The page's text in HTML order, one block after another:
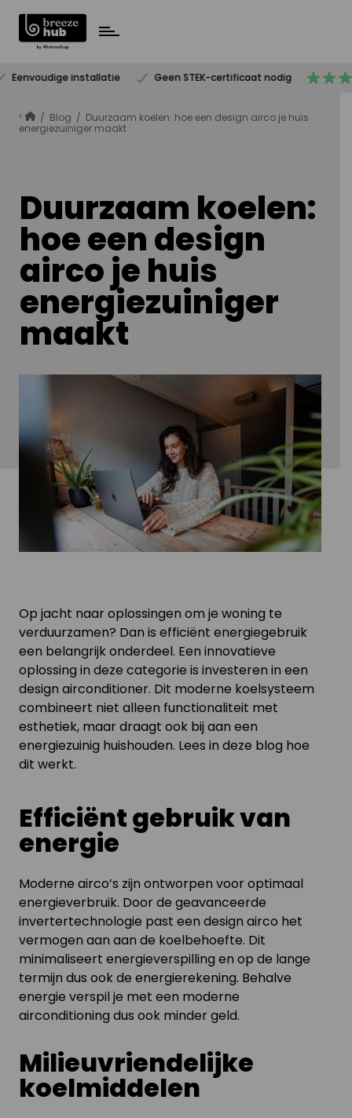
t
installatie Geen STEK-certificaat nodig
/ Blog / Duurzaam koelen: hoe een design airco je huis
energiezuiniger maakt
Duurzaam koelen:
hoe een design
airco je huis
energiezuiniger
maakt
Op jacht naar oplossingen om je woning te
verduurzamen? Dan is efficiënt energiegebruik
een belangrijk onderdeel. Een innovatieve
oplossing in deze categorie is investeren in een
design airconditioner. Dit moderne koelsysteem
combineert niet alleen functionaliteit met
esthetiek, maar draagt ook bij aan een
energiezuinig huishouden. Lees in deze blog hoe
dit werkt.
Efficiënt gebruik van
energie
Moderne airco’s zijn ontworpen voor optimaal
energieverbruik. Door de geavanceerde
invertertechnologie past een design airco het
vermogen aan aan de koelbehoefte. Dit
minimaliseert energieverspilling en op de lange
termijn dus ook de energierekening. Behalve
energie verspil je met een moderne
airconditioning dus ook minder geld.
Milieuvriendelijke
koelmiddelen